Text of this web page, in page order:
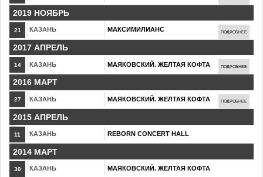
2019 НОЯБРЬ
21 КАЗАНЬ МАКСИМИЛИАНС ПОДРОБНЕЕ
2017 АПРЕЛЬ
14 КАЗАНЬ МАЯКОВСКИЙ. ЖЕЛТАЯ КОФТА ПОДРОБНЕЕ
2016 МАРТ
27 КАЗАНЬ МАЯКОВСКИЙ. ЖЕЛТАЯ КОФТА ПОДРОБНЕЕ
2015 АПРЕЛЬ
11 КАЗАНЬ REBORN CONCERT HALL
2014 МАРТ
30 КАЗАНЬ МАЯКОВСКИЙ. ЖЕЛТАЯ КОФТА